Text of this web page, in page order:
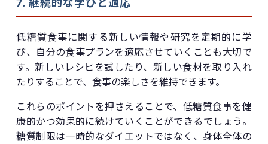
7. 継続的な学びと適応
低糖質食事に関する新しい情報や研究を定期的に学
び、自分の食事プランを適応させていくことも大切で
す。新しいレシピを試したり、新しい食材を取り入れ
たりすることで、食事の楽しさを維持できます。
これらのポイントを押さえることで、低糖質食事を健
康的かつ効果的に続けていくことができるでしょう。
糖質制限は一時的なダイエットではなく、身体全体の